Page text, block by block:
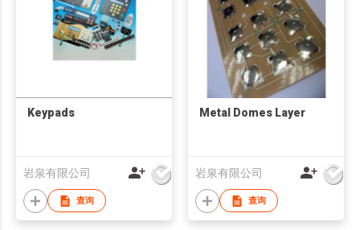
Keypads
岩泉有限公司
查询
Metal Domes Layer
岩泉有限公司
查询